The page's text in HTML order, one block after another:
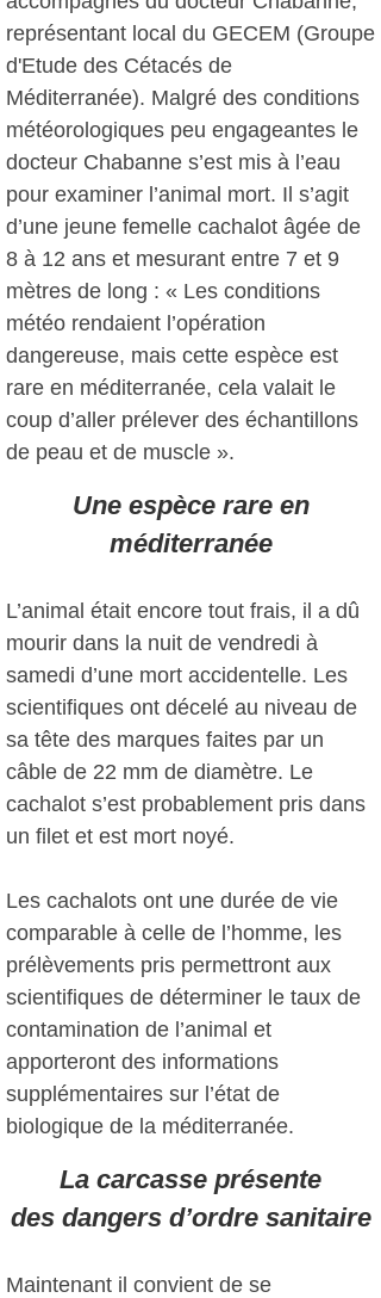
représentant local du GECEM (Groupe
d'Etude des Cétacés de
Méditerranée). Malgré des conditions
météorologiques peu engageantes le
docteur Chabanne s’est mis à l’eau
pour examiner l’animal mort. Il s’agit
d’une jeune femelle cachalot âgée de
8 à 12 ans et mesurant entre 7 et 9
mètres de long : « Les conditions
météo rendaient l’opération
dangereuse, mais cette espèce est
rare en méditerranée, cela valait le
coup d’aller prélever des échantillons
de peau et de muscle ».
Une espèce rare en
méditerranée
L’animal était encore tout frais, il a dû
mourir dans la nuit de vendredi à
samedi d’une mort accidentelle. Les
scientifiques ont décelé au niveau de
sa tête des marques faites par un
câble de 22 mm de diamètre. Le
cachalot s’est probablement pris dans
un filet et est mort noyé.
Les cachalots ont une durée de vie
comparable à celle de l’homme, les
prélèvements pris permettront aux
scientifiques de déterminer le taux de
contamination de l’animal et
apporteront des informations
supplémentaires sur l’état de
biologique de la méditerranée.
La carcasse présente
des dangers d’ordre sanitaire
Maintenant il convient de se